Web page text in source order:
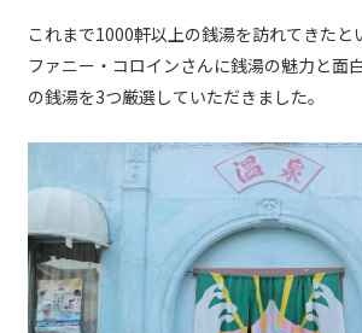
これまで1000軒以上の銭湯を訪れてきたと
ファニー・コロインさんに銭湯の魅力と面
の銭湯を3つ厳選していただきました。